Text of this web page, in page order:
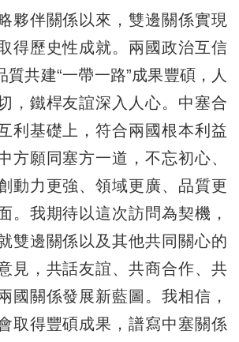
夥伴關係以來，雙邊關係實現
得歷史性成就。兩國政治互信
質共建“一帶一路”成果豐碩，人
，鐵桿友誼深入人心。中塞合
利基礎上，符合兩國根本利益
方願同塞方一道，不忘初心、
動力更強、領域更廣、品質更
。我期待以這次訪問為契機，
雙邊關係以及其他共同關心的
見，共話友誼、共商合作、共
國關係發展新藍圖。我相信，
取得豐碩成果，譜寫中塞關係